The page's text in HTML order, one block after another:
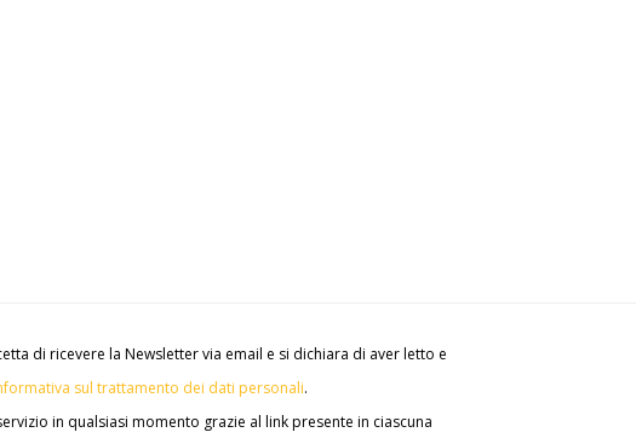
di ricevere la Newsletter via email e si dichiara di aver letto e
sul trattamento dei dati personali.
in qualsiasi momento grazie al link presente in ciascuna